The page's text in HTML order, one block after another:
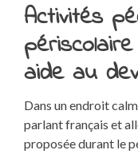
Activités
aide au
Dans un endroit
parlant français et
proposée durant le